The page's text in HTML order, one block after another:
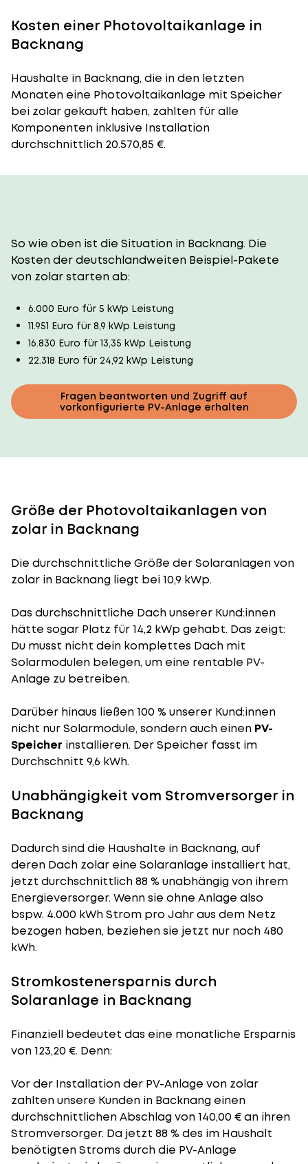
Kosten einer Photovoltaikanlage in
Backnang
Haushalte in Backnang, die in den letzten
Monaten eine Photovoltaikanlage mit Speicher
bei zolar gekauft haben, zahlten für alle
Komponenten inklusive Installation
durchschnittlich 20.570,85 €.
So wie oben ist die Situation in Backnang. Die
Kosten der deutschlandweiten Beispiel-Pakete
von zolar starten ab:
6.000 Euro für 5 kWp Leistung
11.951 Euro für 8,9 kWp Leistung
16.830 Euro für 13,35 kWp Leistung
22.318 Euro für 24,92 kWp Leistung
Fragen beantworten und Zugriff auf
vorkonfigurierte PV-Anlage erhalten
Größe der Photovoltaikanlagen von
zolar in Backnang
Die durchschnittliche Größe der Solaranlagenvon
zolar in Backnang liegt bei 10,9 kWp.
Das durchschnittliche Dach unserer Kund:innen
hätte sogar Platz für 14,2 kWp gehabt. Das zeigt:
Du musst nicht dein komplettes Dach mit
Solarmodulen belegen, um eine rentable PV-
Anlage zu betreiben.
Darüber hinaus ließen 100 % unserer Kund:innen
nicht nur Solarmodule, sondern auch einen PV-
Speicher installieren. Der Speicher fasst im
Durchschnitt 9,6 kWh.
Unabhängigkeit vom Stromversorger in
Backnang
Dadurch sind die Haushalte in Backnang, auf
deren Dach zolar eine Solaranlage installiert hat,
jetzt durchschnittlich 88 % unabhängig von ihrem
Energieversorger. Wenn sie ohne Anlage also
bspw. 4.000 kWh Strom pro Jahr aus dem Netz
bezogen haben, beziehen sie jetzt nur noch 480
kWh.
Stromkostenersparnis durch
Solaranlage in Backnang
Finanziell bedeutet das eine monatliche Ersparnis
von 123,20 €. Denn:
Vor der Installation der PV-Anlage von zolar
zahlten unsere Kunden in Backnang einen
durchschnittlichen Abschlag von 140,00 € an ihren
Stromversorger. Da jetzt 88 % des im Haushalt
benötigten Stroms durch die PV-Anlage